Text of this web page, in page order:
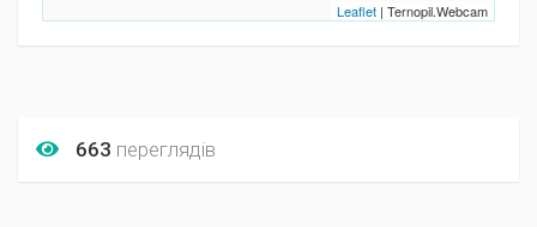
Leaflet | Ternopil.Webcam
663 переглядів